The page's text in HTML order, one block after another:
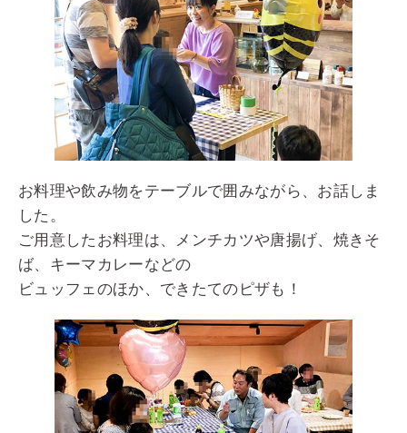
お料理や飲み物をテーブルで囲みながら、お話しま
した。
ご用意したお料理は、メンチカツや唐揚げ、焼きそ
ば、キーマカレーなどの
ビュッフェのほか、できたてのピザも！